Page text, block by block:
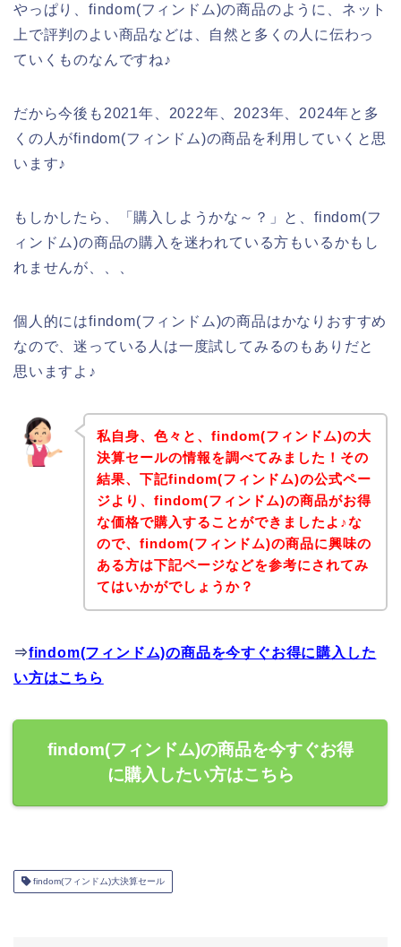
やっぱり、findom(フィンドム)の商品のように、ネット
上で評判のよい商品などは、自然と多くの人に伝わっ
ていくものなんですね♪
だから今後も2021年、2022年、2023年、2024年と多
くの人がfindom(フィンドム)の商品を利用していくと思
います♪
もしかしたら、「購入しようかな～？」と、findom(フ
ィンドム)の商品の購入を迷われている方もいるかもし
れませんが、、、
個人的にはfindom(フィンドム)の商品はかなりおすすめ
なので、迷っている人は一度試してみるのもありだと
思いますよ♪
私自身、色々と、findom(フィンドム)の大
決算セールの情報を調べてみました！その
結果、下記findom(フィンドム)の公式ペー
ジより、findom(フィンドム)の商品がお得
な価格で購入することができましたよ♪な
ので、findom(フィンドム)の商品に興味の
ある方は下記ページなどを参考にされてみ
てはいかがでしょうか？
⇒findom(フィンドム)の商品を今すぐお得に購入した
い方はこちら
findom(フィンドム)の商品を今すぐお得
に購入したい方はこちら
findom(フィンドム)大決算セール